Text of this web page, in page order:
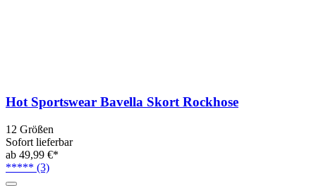
Hot Sportswear Bavella Skort Rockhose
12 Größen
Sofort lieferbar
ab 49,99 €*
***** (3)